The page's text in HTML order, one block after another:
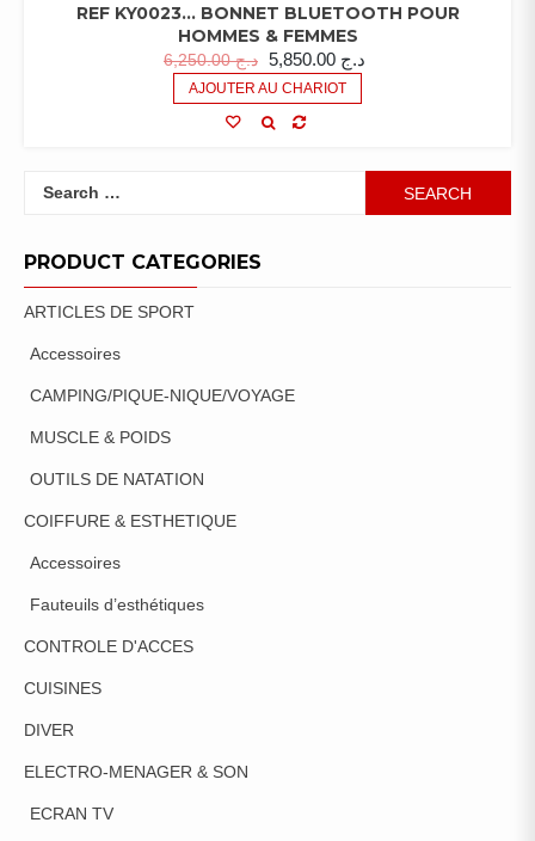
REF KY0023… BONNET BLUETOOTH POUR
HOMMES & FEMMES
د.ج6,250.00 د.ج
AJOUTER AU CHARIOT
PRODUCT CATEGORIES
ARTICLES DE SPORT
Accessoires
CAMPING/PIQUE-NIQUE/VOYAGE
MUSCLE & POIDS
OUTILS DE NATATION
COIFFURE & ESTHETIQUE
Accessoires
Fauteuils d’esthétiques
CONTROLE D'ACCES
CUISINES
DIVER
ELECTRO-MENAGER & SON
ECRAN TV